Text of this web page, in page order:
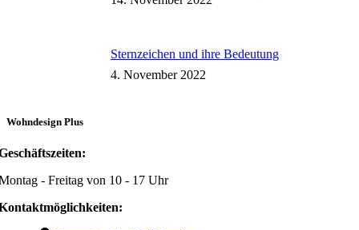
Sternzeichen und ihre Bedeutung
4. November 2022
Wohndesign Plus
- Freitag von 10 - 17 Uhr